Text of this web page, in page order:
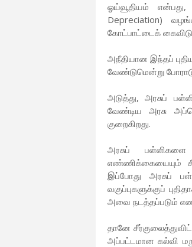
ஓய்வூதியம்
Depreciation)
கோட்பாட்டைக்
அநீதியான இந்தப்
வேண்டுமென்று
அடுத்து, அரசுப்
வேண்டிய அரசு
குறைகிறது.
அரசுப் பள்ளிகளை
எண்ணிக்கையையும்
இப்போது அரசுப்
வகுப்புகளுக்குப்
அவை நடத்தப்படும் என
தானே
அப்பட்டமான கல்வி